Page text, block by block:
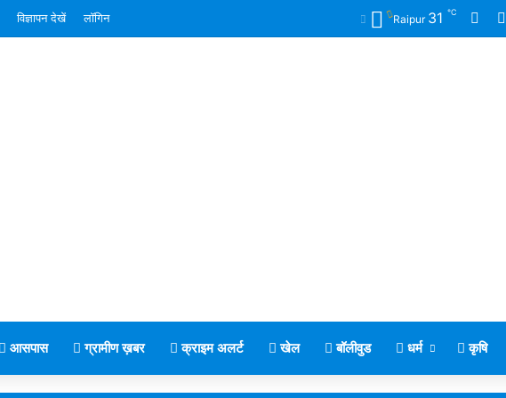
विज्ञापन देखें लॉगिन Raipur 31 ℃
आसपास ग्रामीण ख़बर क्राइम अलर्ट खेल बॉलीवुड धर्म कृषि